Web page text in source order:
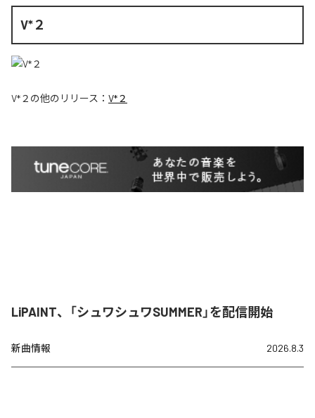
V*２
V*２ の他のリリース： V*２
LiPAINT、「シュワシュワSUMMER」を配信開始
新曲情報 2026.8.3